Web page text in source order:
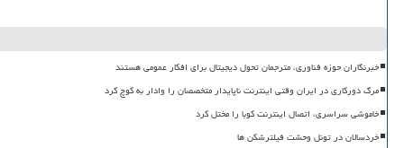
خبرنگاران حوزه فناوری، مترجمان تحول دیجیتال برای افکار عمومی هستند
مرگ دورکاری در ایران وقتی اینترنت ناپایدار متخصصان را وادار به کوچ کرد
خاموشی سراسری، اتصال اینترنت کوبا را مختل کرد
خردسالان در تونل وحشت فیلترشکن ها